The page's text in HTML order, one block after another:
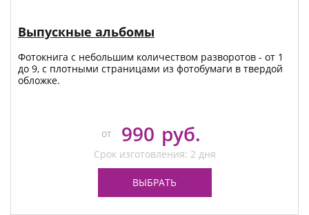
Выпускные альбомы
Фотокнига с небольшим количеством разворотов - от 1
до 9, с плотными страницами из фотобумаги в твердой
обложке.
от 990 руб.
Срок изготовления: 2 дня
ВЫБРАТЬ